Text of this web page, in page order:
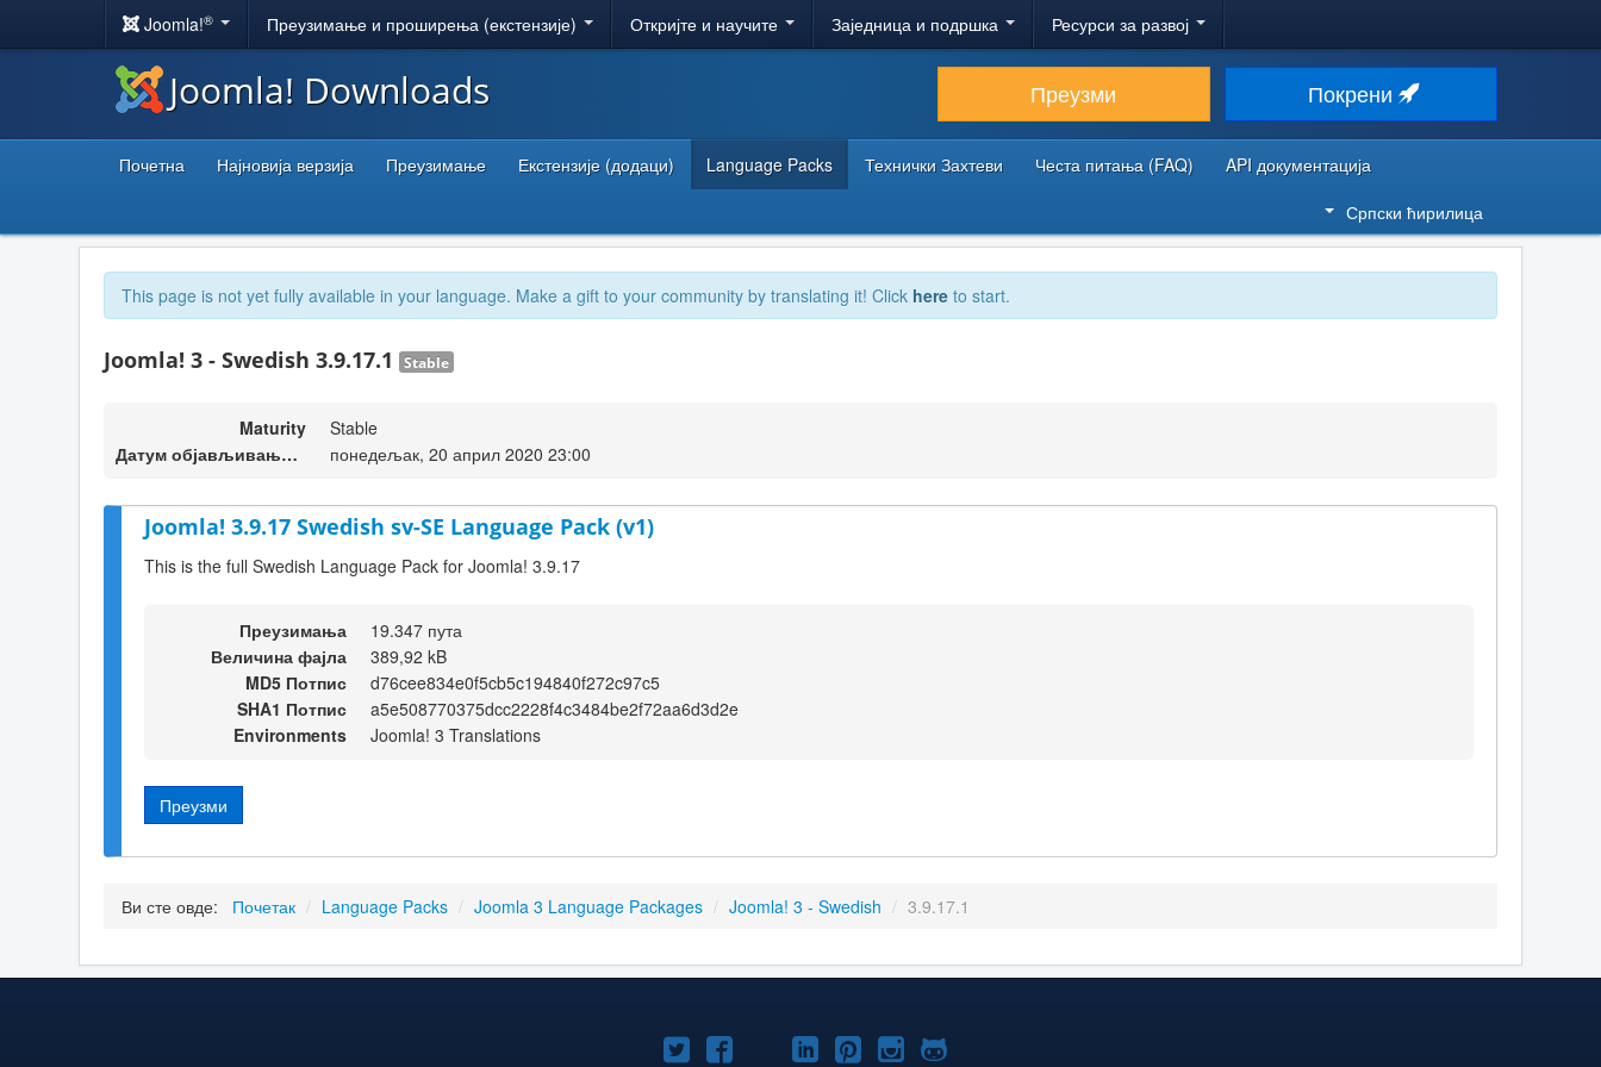
Joomla!® Преузимање и проширења (екстензије) Откријте и научите Заједница и подршка Ресурси за развој
Joomla! Downloads Преузми Покрени
Почетна Најновија верзија Преузимање Екстензије (додаци) Language Packs Технички Захтеви Честа питања (FAQ)
API документација
Српски ћирилица
This page is not yet fully available in your language. Make a gift to your community by translating it! Click here to start.
Joomla! 3 - Swedish 3.9.17.1 Stable
Maturity
Stable
Датум објављивања верзије
понедељак, 20 април 2020 23:00
Joomla! 3.9.17 Swedish sv-SE Language Pack (v1)
This is the full Swedish Language Pack for Joomla! 3.9.17
Преузимања
19.347 пута
Величина фајла
389,92 kB
MD5 Потпис
d76cee834e0f5cb5c194840f272c97c5
SHA1 Потпис
a5e508770375dcc2228f4c3484be2f72aa6d3d2e
Environments
Joomla! 3 Translations
Преузми
Ви сте овде: Почетак / Language Packs / Joomla 3 Language Packages / Joomla! 3 - Swedish / 3.9.17.1
Joomla!Joomla!Joomla!
Joomla!Joomla!
Joomla!Joomla!